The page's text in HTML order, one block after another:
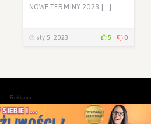
NOWE TERMINY 2023 […]
sty 5, 2023 5 0
Reklama